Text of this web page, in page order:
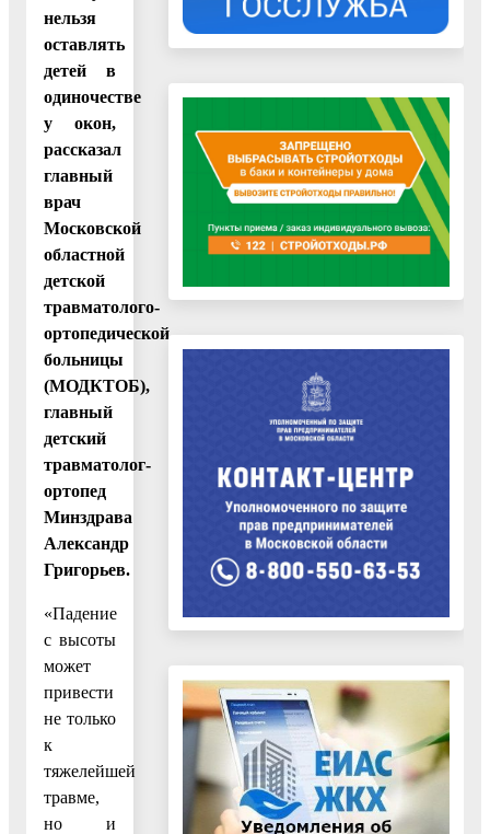
нельзя
оставлять
детей в
одиночестве
у окон,
рассказал
главный
врач
Московской
областной
детской
травматолого-
ортопедической
больницы
(МОДКТОБ),
главный
детский
травматолог-
ортопед
Минздрава
Александр
Григорьев.
«Падение
с высоты
может
привести
не только
к
тяжелейшей
травме,
но и